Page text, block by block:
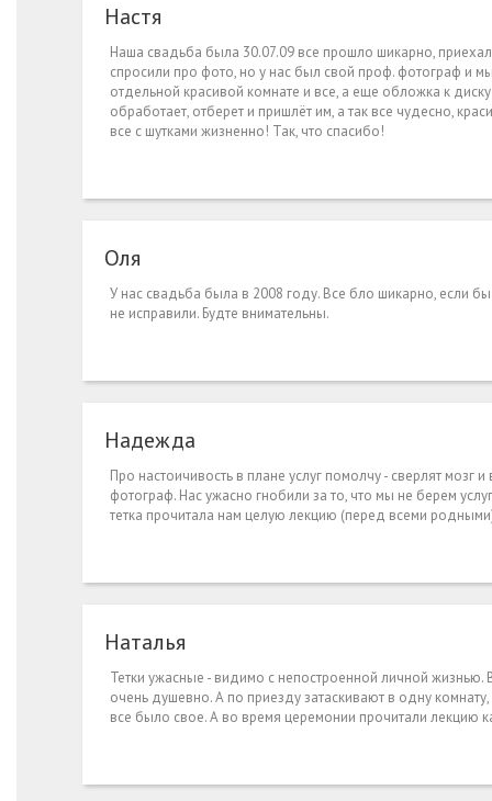
Настя
Наша свадьба была 30.07.09 все прошло шикарно,
спросили про фото, но у нас был свой проф. фотограф и
отдельной красивой комнате и все, а еще обложка к
обработает, отберет и пришлёт им, а так все чудесно,
все с шутками жизненно! Так, что спасибо!
Оля
У нас свадьба была в 2008 году. Все бло шикарно, если
не исправили. Будте внимательны.
Надежда
Про настоичивость в плане услуг помолчу - сверлят мозг
фотограф. Нас ужасно гнобили за то, что мы не берем
тетка прочитала нам целую лекцию (перед всеми
Наталья
Тетки ужасные - видимо с непостроенной личной
очень душевно. А по приезду затаскивают в одну
все было свое. А во время церемонии прочитали лекцию